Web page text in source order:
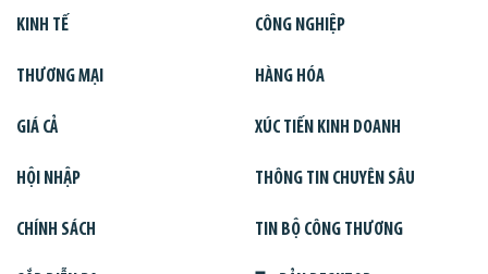
KINH TẾ CÔNG NGHIỆP
THƯƠNG MẠI HÀNG HÓA
GIÁ CẢ XÚC TIẾN KINH DOANH
HỘI NHẬP THÔNG TIN CHUYÊN SÂU
CHÍNH SÁCH TIN BỘ CÔNG THƯƠNG